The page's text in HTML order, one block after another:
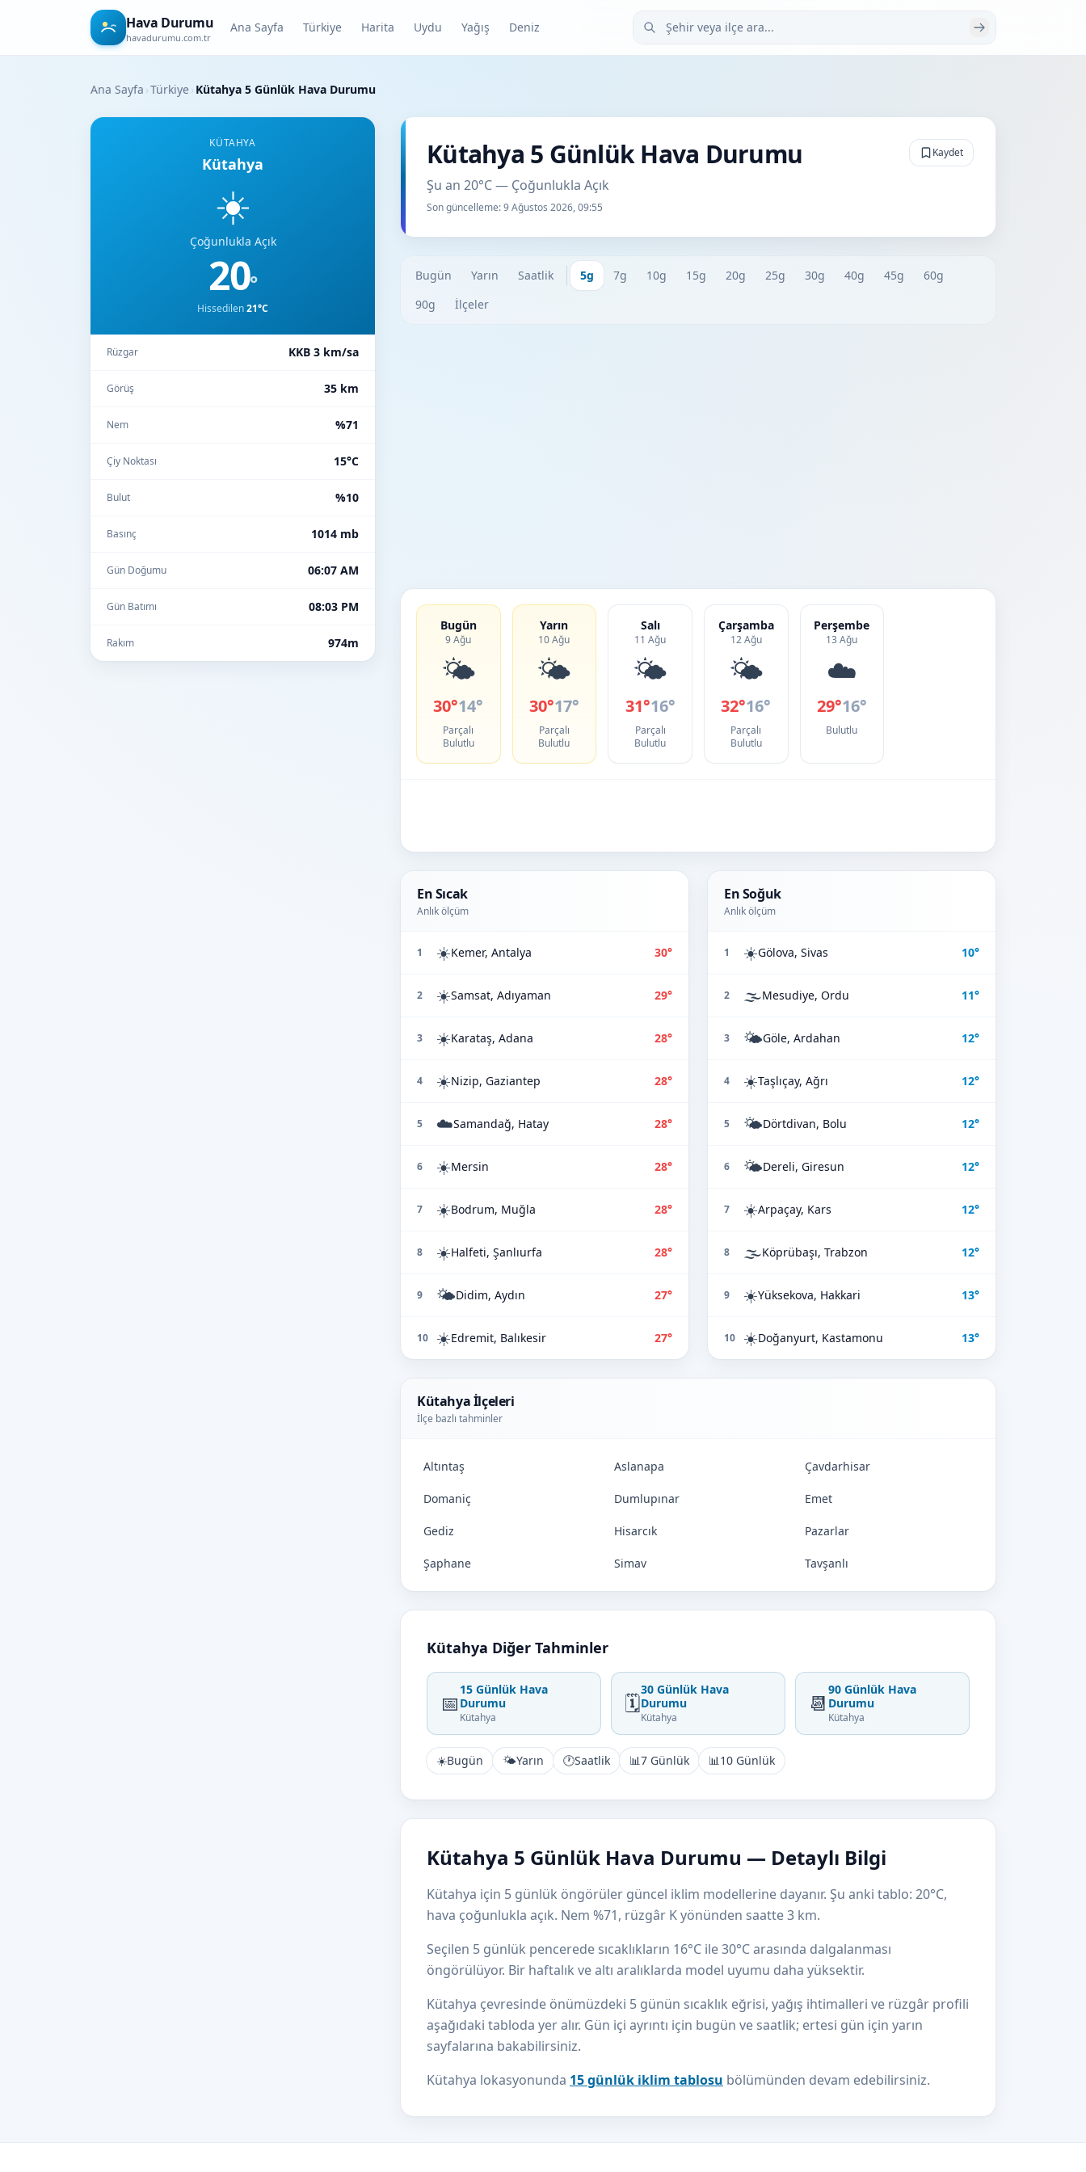
Hava Durumu
havadurumu.com.tr
Ana Sayfa Türkiye Harita Uydu Yağış Deniz Şehir veya ilçe ara
Ana Sayfa ›Türkiye› Kütahya 5 Günlük Hava Durumu
KÜTAHYA
Kütahya
☀️
Çoğunlukla Açık
20°
Hissedilen21°C
Rüzgar KKB 3 km/sa
Görüş 35 km
Nem %71
Çiy Noktası 15°C
Bulut %10
Basınç 1014 mb
Gün Doğumu 06:07 AM
Gün Batımı 08:03 PM
Rakım 974m
Kütahya 5 Günlük Hava Durumu
Şu an 20°C — Çoğunlukla Açık
Son güncelleme:9 Ağustos 2026, 09:55
Kaydet
Bugün Yarın Saatlik 5g 7g 10g 15g 20g 25g 30g 40g 45g
60g
90g
İlçeler
Bugün
9 Ağu
🌤️
30°14°
Parçalı
Bulutlu
Yarın
10 Ağu
🌤️
30°17°
Parçalı
Bulutlu
Salı
11 Ağu
🌤️
31°16°
Parçalı
Bulutlu
Çarşamba
12 Ağu
🌤️
32°16°
Parçalı
Bulutlu
Perşembe
13 Ağu
☁️
29°16°
Bulutlu
En Sıcak
Anlık ölçüm
1 ☀️Kemer, Antalya 30°
2 ☀️Samsat, Adıyaman 29°
3 ☀️Karataş, Adana 28°
4 ☀️Nizip, Gaziantep 28°
5 ☁️Samandağ, Hatay 28°
6 ☀️Mersin 28°
7 ☀️Bodrum, Muğla 28°
8 ☀️Halfeti, Şanlıurfa 28°
9 🌤️Didim, Aydın 27°
10 ☀️Edremit, Balıkesir 27°
En Soğuk
Anlık ölçüm
1 ☀️Gölova, Sivas 10°
2 🌫️Mesudiye, Ordu 11°
3 🌤️Göle, Ardahan 12°
4 ☀️Taşlıçay, Ağrı 12°
5 🌤️Dörtdivan, Bolu 12°
6 🌤️Dereli, Giresun 12°
7 ☀️Arpaçay, Kars 12°
8 🌫️Köprübaşı, Trabzon 12°
9 ☀️Yüksekova, Hakkari 13°
10 ☀️Doğanyurt, Kastamonu 13°
Kütahya İlçeleri
İlçe bazlı tahminler
Altıntaş Aslanapa Çavdarhisar
Domaniç Dumlupınar Emet
Gediz Hisarcık Pazarlar
Şaphane Simav Tavşanlı
Kütahya Diğer Tahminler
📅
15 Günlük Hava
Durumu
Kütahya
🗓️
30 Günlük Hava
Durumu
Kütahya
📆
90 Günlük Hava
Durumu
Kütahya
☀️Bugün 🌤️Yarın 🕐Saatlik 📊7 Günlük 📊10 Günlük
Kütahya 5 Günlük Hava Durumu — Detaylı Bilgi
Kütahya için 5 günlük öngörüler güncel iklim modellerine dayanır. Şu anki tablo: 20°C,
hava çoğunlukla açık. Nem %71, rüzgâr K yönünden saatte 3 km.
Seçilen 5 günlük pencerede sıcaklıkların 16°C ile 30°C arasında dalgalanması
öngörülüyor. Bir haftalık ve altı aralıklarda model uyumu daha yüksektir.
Kütahya çevresinde önümüzdeki 5 günün sıcaklık eğrisi, yağış ihtimalleri ve rüzgâr profili
aşağıdaki tabloda yer alır. Gün içi ayrıntı için bugün ve saatlik; ertesi gün için yarın
sayfalarına bakabilirsiniz.
Kütahya lokasyonunda 15 günlük iklim tablosu bölümünden devam edebilirsiniz.